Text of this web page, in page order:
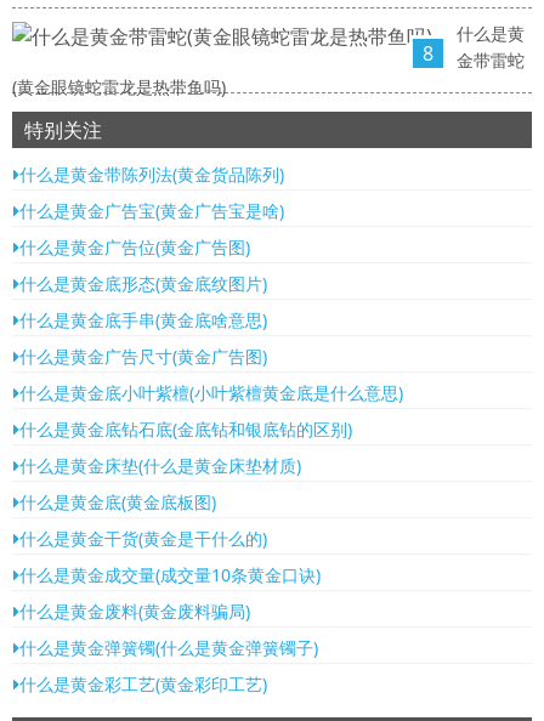
8
什么是黄
金带雷蛇
(黄金眼镜蛇雷龙是热带鱼吗)
特别关注
什么是黄金带陈列法(黄金货品陈列)
什么是黄金广告宝(黄金广告宝是啥)
什么是黄金广告位(黄金广告图)
什么是黄金底形态(黄金底纹图片)
什么是黄金底手串(黄金底啥意思)
什么是黄金广告尺寸(黄金广告图)
什么是黄金底小叶紫檀(小叶紫檀黄金底是什么意思)
什么是黄金底钻石底(金底钻和银底钻的区别)
什么是黄金床垫(什么是黄金床垫材质)
什么是黄金底(黄金底板图)
什么是黄金干货(黄金是干什么的)
什么是黄金成交量(成交量10条黄金口诀)
什么是黄金废料(黄金废料骗局)
什么是黄金弹簧镯(什么是黄金弹簧镯子)
什么是黄金彩工艺(黄金彩印工艺)